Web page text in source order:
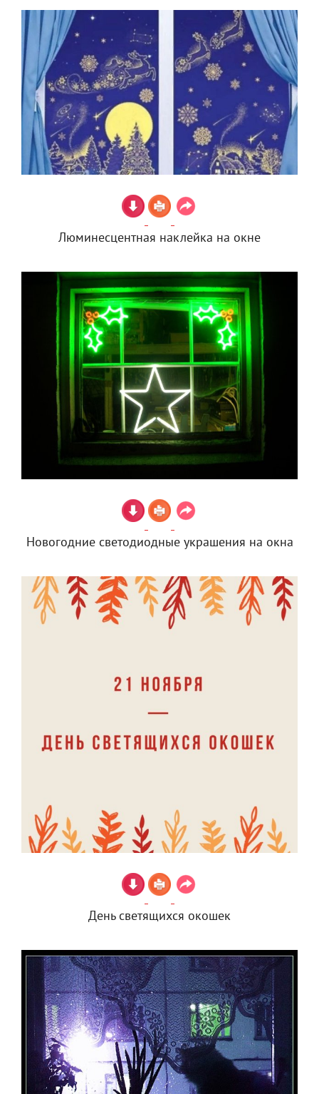
Люминесцентная наклейка на окне
Новогодние светодиодные украшения на окна
День светящихся окошек